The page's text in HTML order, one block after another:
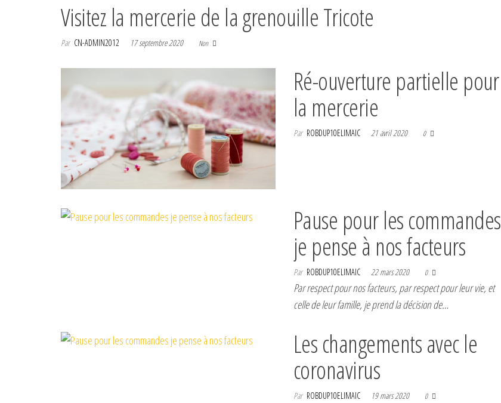
Visitez la mercerie de la grenouille Tricote
Par CN-ADMIN2012 17 septembre 2020 Non
Ré-ouverture partielle pour
la mercerie
Par ROBDUP10ELIMAIC 21 avril 2020 0
Pause pour les commandes
je pense à nos facteurs
Par ROBDUP10ELIMAIC 22 mars 2020 0
Par respect pour nos facteurs, par respect pour leur vie, et
celle de leur famille, je prend la décision de…
Les changements avec le
coronavirus
Par ROBDUP10ELIMAIC 19 mars 2020 0